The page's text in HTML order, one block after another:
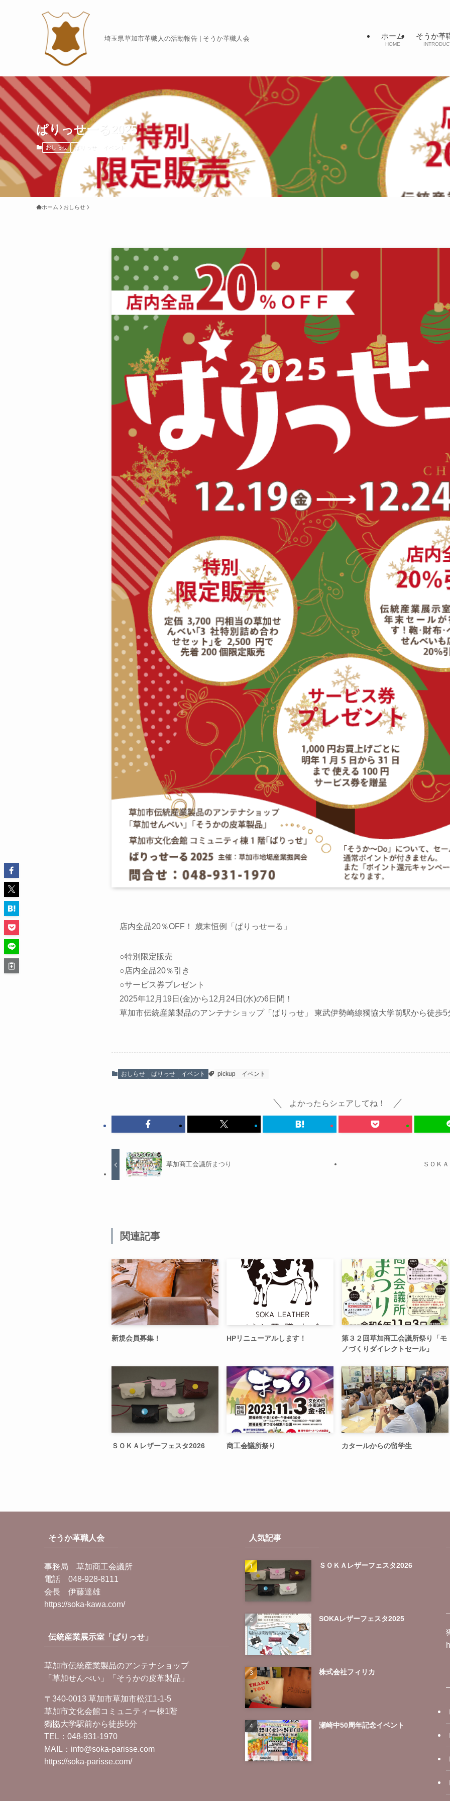
埼玉県草加市革職人の活動報告 | そうか革職人会 ホーム
HOME
そうか革
ぱりっせーる2025
おしらせ ぱりっせ
ホーム おしらせ
店内全品20％OFF！ 歳末恒例「ぱりっせーる」
○特別限定販売
○店内全品20％引き
○サービス券プレゼント
2025年12月19日(金)から12月24日(水)の6日間！
草加市伝統産業製品のアンテナショップ「ぱりっせ」 東武伊勢崎線獨協大学前駅から徒歩5
おしらせ ぱりっせ イベント pickup イベント
よかったらシェアしてね！
草加商工会議所まつり ＳＯＫ
関連記事
新規会員募集！ HPリニューアルします！
第３２回草加商工会議所祭り「モ
ノづくりダイレクトセール」
ＳＯＫＡレザーフェスタ2026 商工会議所祭り カタールからの留学生
そうか革職人会
事務局 草加商工会議所
電話 048-928-8111
会長 伊藤達雄
https://soka-kawa.com/
伝統産業展示室「ぱりっせ」
草加市伝統産業製品のアンテナショップ
「草加せんべい」「そうかの皮革製品」
〒340-0013 草加市草加市松江1-1-5
草加市文化会館コミュニティー棟1階
獨協大学駅前から徒歩5分
TEL： 048-931-1970
MAIL：info@soka-parisse.com
https://soka-parisse.com/
人気記事
ＳＯＫＡレザーフェスタ2026
SOKAレザーフェスタ2025
株式会社フィリカ
瀬崎中50周年記念イベント